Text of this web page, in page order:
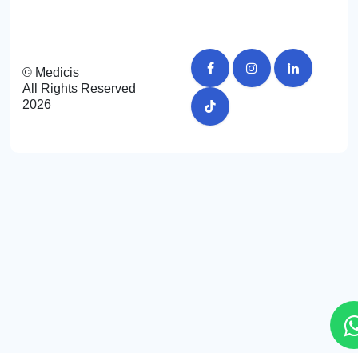
© Medicis
All Rights Reserved
2026